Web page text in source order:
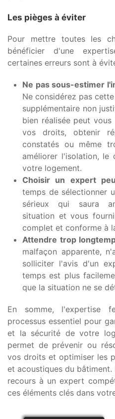
Les pièges à éviter
Pour mettre toutes les
bénéficier d'une
certaines erreurs sont à
Ne pas sous-estimer
Ne considérez pas
supplémentaire non
bien réalisée peut
vos droits, obtenir
constatés ou même
améliorer l'isolation,
votre logement.
Choisir un expert
temps de sélectionner
sérieux qui saura
situation et vous
complet et conforme à
Attendre trop
malfaçon apparente,
solliciter l'avis d'un
temps est plus
que la situation ne se
En somme, l'expertise
processus essentiel pour
et la sécurité de votre
permet de prévenir ou
vos droits et optimiser les
et acoustiques du
recours à un expert
ces éléments clés dans